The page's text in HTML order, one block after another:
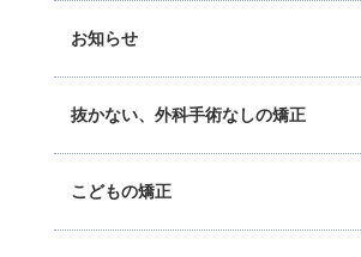
お知らせ
抜かない、外科手術なしの矯正
こどもの矯正